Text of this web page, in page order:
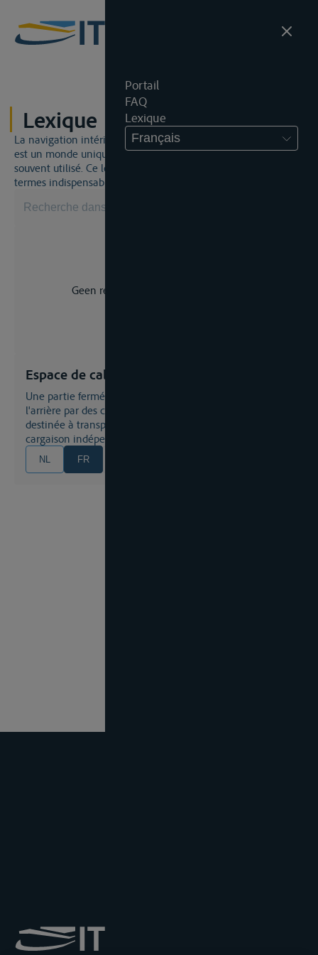
Portail
FAQ
Lexique
Français
Lexique
La navigation intérieure et du droit de la navigation intérieure
est un monde unique. Cela signifie qu'un jargon spécifique est
souvent utilisé. Ce lexique vous aidera à maîtriser certains
termes indispensables.
Geen resultaat voor uw zoekopdracht.
Espace de cale
Une partie fermée du bateau limitée à l'avant et à
l'arrière par des cloisons étanches à l'eau et qui est
destinée à transporter uniquement des citernes à
cargaison indépendantes de la coque du bateau
NL FR